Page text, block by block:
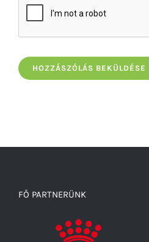
FŐ PARTNERÜNK